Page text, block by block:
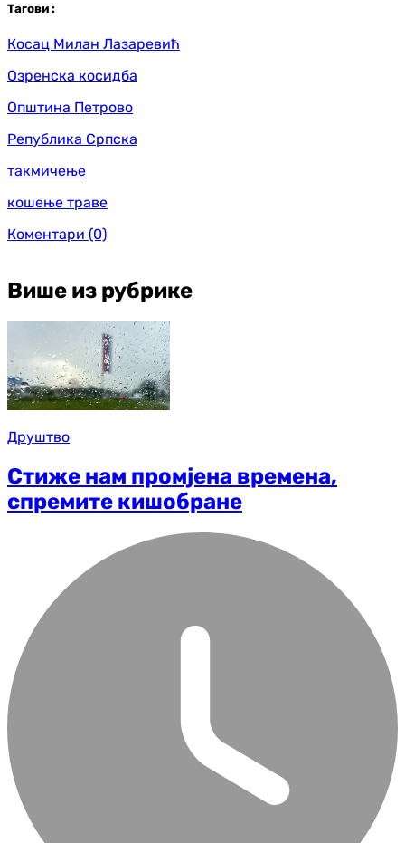
Тагови :
Косац Милан Лазаревић
Озренска косидба
Општина Петрово
Република Српска
такмичење
кошење траве
Коментари (0)
Више из рубрике
Друштво
Стиже нам промјена времена,
спремите кишобране